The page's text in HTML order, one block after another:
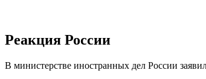
Реакция России
В министерстве иностранных дел России